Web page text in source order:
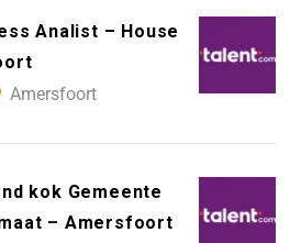
Analist – House
Amersfoort
kok Gemeente
– Amersfoort